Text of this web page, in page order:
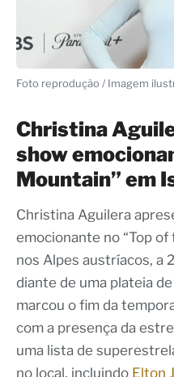
Foto reprodução / Imagem
Christina
show
Mountain” em
Christina Aguilera
emocionante no “Top
nos Alpes austríacos, a
diante de uma plateia
marcou o fim da
com a presença da
uma lista de
no local, incluindo Elton